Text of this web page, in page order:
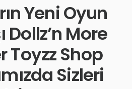
Yeni Oyun
Dollz’n More
Toyzz Shop
Sizleri